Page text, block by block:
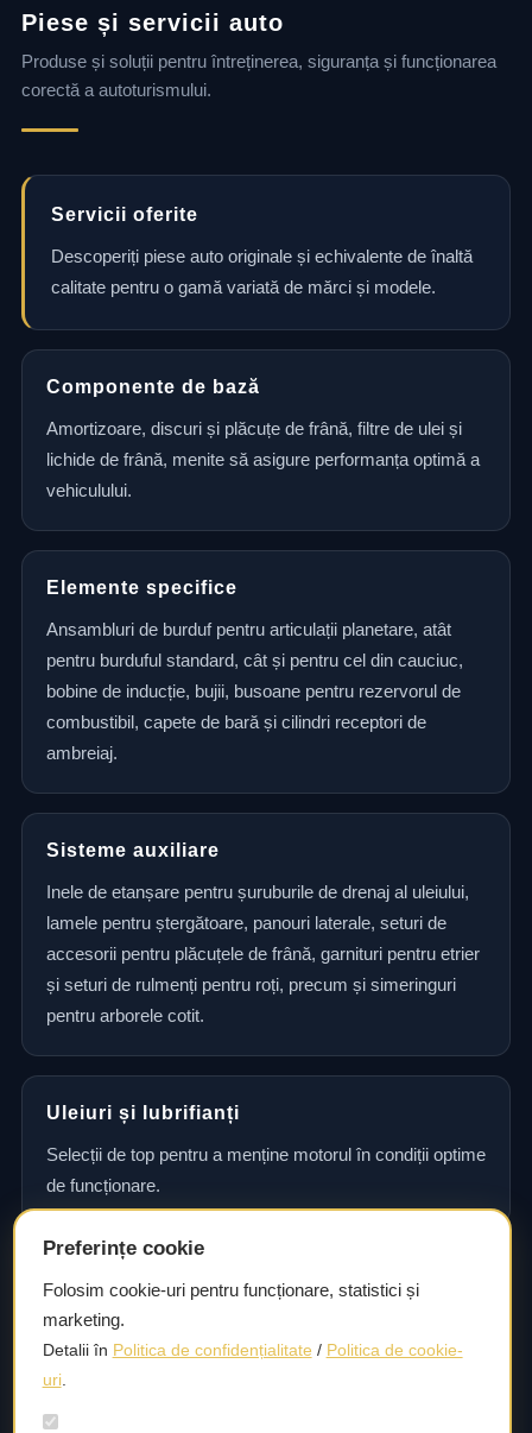
Piese și servicii auto
Produse și soluții pentru întreținerea, siguranța și funcționarea
corectă a autoturismului.
Servicii oferite
Descoperiți piese auto originale și echivalente de înaltă
calitate pentru o gamă variată de mărci și modele.
Componente de bază
Amortizoare, discuri și plăcuțe de frână, filtre de ulei și
lichide de frână, menite să asigure performanța optimă a
vehiculului.
Elemente specifice
Ansambluri de burduf pentru articulații planetare, atât
pentru burduful standard, cât și pentru cel din cauciuc,
bobine de inducție, bujii, busoane pentru rezervorul de
combustibil, capete de bară și cilindri receptori de
ambreiaj.
Sisteme auxiliare
Inele de etanșare pentru șuruburile de drenaj al uleiului,
lamele pentru ștergătoare, panouri laterale, seturi de
accesorii pentru plăcuțele de frână, garnituri pentru etrier
și seturi de rulmenți pentru roți, precum și simeringuri
pentru arborele cotit.
Uleiuri și lubrifianți
Selecții de top pentru a menține motorul în condiții optime
de funcționare.
Consultanță și asistență tehnică
Consultanță și asistență tehnică pentru alegerea pieselor
potrivite și efectuarea reparațiilor sau întreținerii corecte.
Preferințe cookie
Folosim cookie-uri pentru funcționare, statistici și
marketing.
Detalii în Politica de confidențialitate / Politica de cookie-
uri.